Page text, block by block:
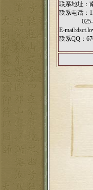
联系地址：
联系电话：
025-
E-mail:
联系QQ：